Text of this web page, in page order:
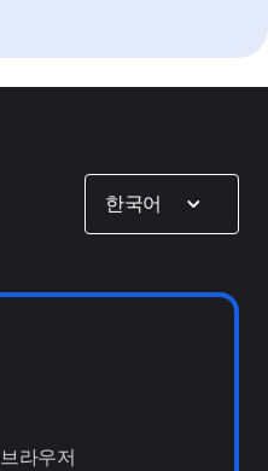
한국어
Show options
브라우저